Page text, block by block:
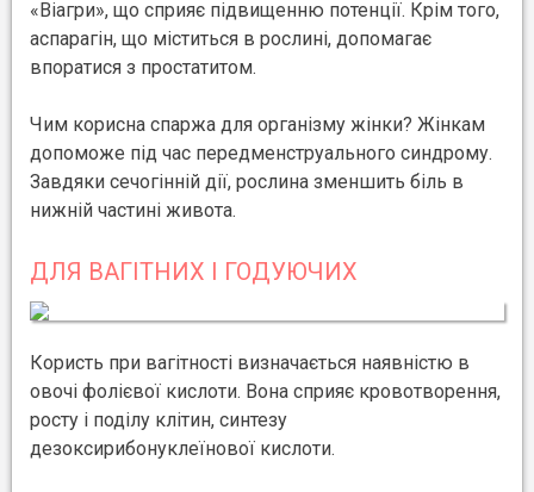
«Віагри», що сприяє підвищенню потенції. Крім того,
аспарагін, що міститься в рослині, допомагає
впоратися з простатитом.
Чим корисна спаржа для організму жінки? Жінкам
допоможе під час передменструального синдрому.
Завдяки сечогінній дії, рослина зменшить біль в
нижній частині живота.
ДЛЯ ВАГІТНИХ І ГОДУЮЧИХ
Користь при вагітності визначається наявністю в
овочі фолієвої кислоти. Вона сприяє кровотворення,
росту і поділу клітин, синтезу
дезоксирибонуклеїнової кислоти.